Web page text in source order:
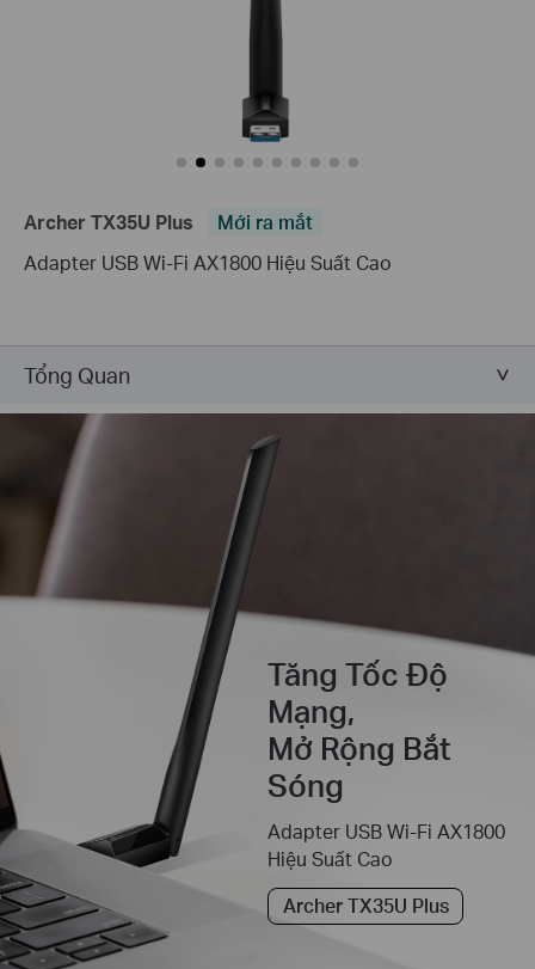
Archer TX35U Plus
Mới ra mắt
Adapter USB Wi-Fi AX1800 Hiệu Suất Cao
Tổng Quan
Tăng Tốc Độ
Mạng,
Mở Rộng Bắt
Sóng
Adapter USB Wi-Fi AX1800
Hiệu Suất Cao
Archer TX35U Plus